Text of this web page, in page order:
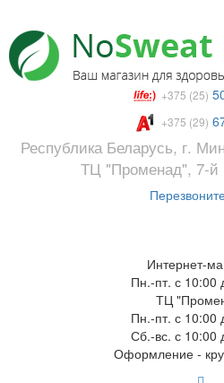
+375 (25)
+375 (29)
Республика Беларусь, г.
ТЦ "Променад", 7-й
Интернет-
Пн.-пт. с 10:00
ТЦ
Пн.-пт. с 10:00
Сб.-вс. с 10:00
Оформление -